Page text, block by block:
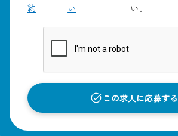
約
い
い。
この求人に応募する